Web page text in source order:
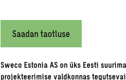
Saadan taotluse
Sweco Estonia AS on üks Eesti
projekteerimise valdkonnas